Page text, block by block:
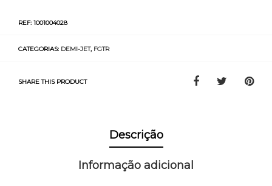
REF: 1001004028
CATEGORIAS: DEMI-JET, FGTR
SHARE THIS PRODUCT
Descrição
Informação adicional